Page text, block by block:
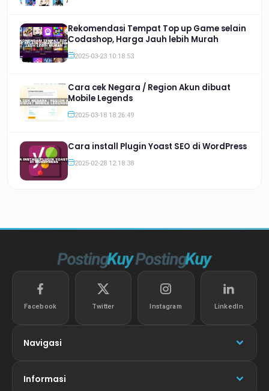
Rekomendasi Tempat Top up Game selain
Codashop, Harga Jauh lebih Murah
2025-03-23 10:18:53
Cara cek Negara / Region Akun dibuat
Mobile Legends
2025-03-18 18:26:49
Cara install Plugin Yoast SEO di WordPress
2025-02-28 12:18:38
Facebook Twitter Instagram LinkedIn
Navigasi
Informasi